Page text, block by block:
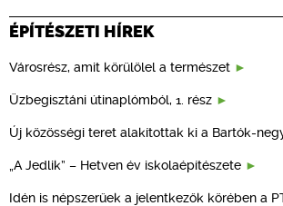
ÉPÍTÉSZETI HÍREK
Városrész, amit körülölel a természet
Üzbegisztáni útinaplómból, 1. rész
Új közösségi teret alakítottak ki a Bartók-
„A Jedlik” – Hetven év iskolaépítészete
Idén is népszerűek a jelentkezők körében a